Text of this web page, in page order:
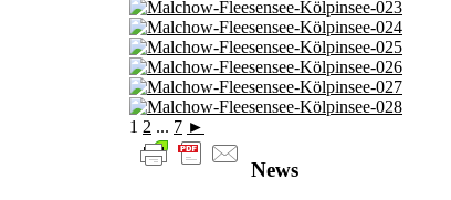
1 2 ... 7 ►
News